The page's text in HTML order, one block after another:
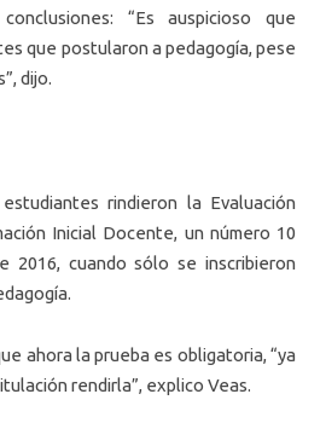
“Es auspicioso que
que postularon a pedagogía, pese
dijo.
rindieron la Evaluación
Inicial Docente, un número 10
2016, cuando sólo se inscribieron
ahora la prueba es obligatoria, “ya
rendirla”, explico Veas.